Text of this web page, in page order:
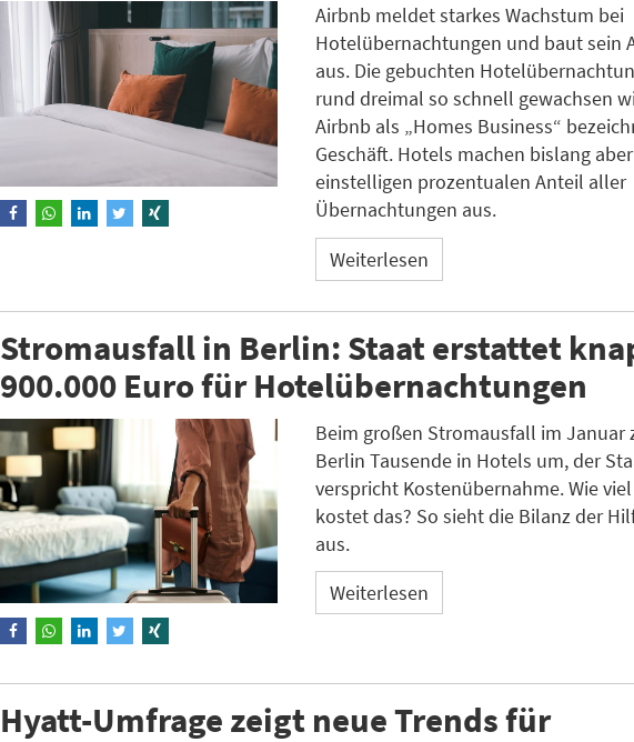
Airbnb meldet starkes Wachstum bei
Hotelübernachtungen und baut sein
aus. Die gebuchten
rund dreimal so schnell gewachsen
Airbnb als „Homes Business“
Geschäft. Hotels machen bislang
einstelligen prozentualen Anteil aller
Übernachtungen aus.
Weiterlesen
Stromausfall in Berlin: Staat erstattet
900.000 Euro für Hotelübernachtungen
Beim großen Stromausfall im Januar
Berlin Tausende in Hotels um, der
verspricht Kostenübernahme. Wie
kostet das? So sieht die Bilanz der
aus.
Weiterlesen
Hyatt-Umfrage zeigt neue Trends für